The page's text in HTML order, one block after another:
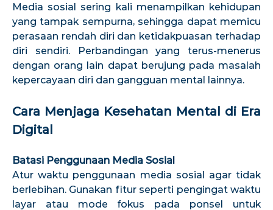
Media sosial sering kali menampilkan kehidupan
yang tampak sempurna, sehingga dapat memicu
perasaan rendah diri dan ketidakpuasan terhadap
diri sendiri. Perbandingan yang terus-menerus
dengan orang lain dapat berujung pada masalah
kepercayaan diri dan gangguan mental lainnya.
Cara Menjaga Kesehatan Mental di Era
Digital
Batasi Penggunaan Media Sosial
Atur waktu penggunaan media sosial agar tidak
berlebihan. Gunakan fitur seperti pengingat waktu
layar atau mode fokus pada ponsel untuk